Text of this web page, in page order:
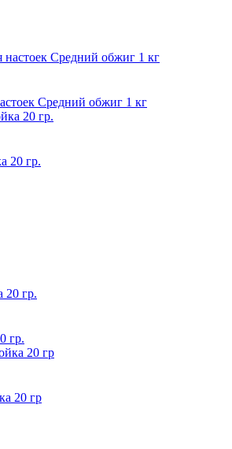
Средний обжиг 1 кг
20 гр.
гр.
20 гр